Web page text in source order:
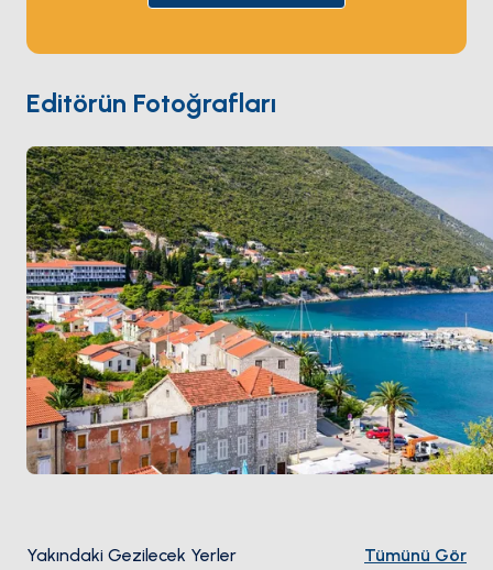
kırmızı şaraplarını yetiştiriyor — ikisi de köy şarap
arasındaki rotalarda kolay bir durak. Sezon
Ekimarası açık.
Editörün Fotoğrafları
Yakındaki Gezilecek Yerler Tümünü Gör